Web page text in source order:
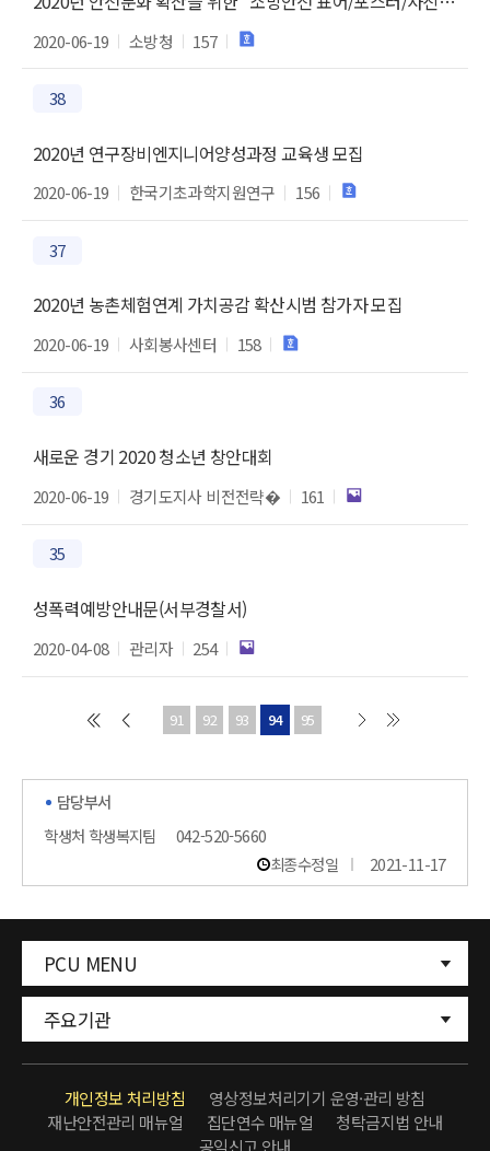
2020-06-19 소방청 157
38
2020년 연구장비엔지니어양성과정 교육생 모집
2020-06-19 한국기초과학지원연구 156
37
2020년 농촌체험연계 가치공감 확산시범 참가자 모집
2020-06-19 사회봉사센터 158
36
새로운 경기 2020 청소년 창안대회
2020-06-19 경기도지사 비전전략� 161
35
성폭력예방안내문(서부경찰서)
2020-04-08 관리자 254
91 92 93 94 95
담당부서
학생처 학생복지팀
042-520-5660
최종수정일
2021-11-17
PCU MENU
주요기관
개인정보 처리방침
영상정보처리기기 운영·관리 방침
재난안전관리 매뉴얼
집단연수 매뉴얼
청탁금지법 안내
공익신고 안내